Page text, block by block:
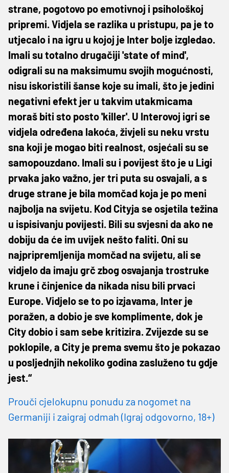
strane, pogotovo po emotivnoj i psihološkoj
pripremi. Vidjela se razlika u pristupu, pa je to
utjecalo i na igru u kojoj je Inter bolje izgledao.
Imali su totalno drugačiji 'state of mind',
odigrali su na maksimumu svojih mogućnosti,
nisu iskoristili šanse koje su imali, što je jedini
negativni efekt jer u takvim utakmicama
moraš biti sto posto 'killer'. U Interovoj igri se
vidjela određena lakoća, živjeli su neku vrstu
sna koji je mogao biti realnost, osjećali su se
samopouzdano. Imali su i povijest što je u Ligi
prvaka jako važno, jer tri puta su osvajali, a s
druge strane je bila momčad koja je po meni
najbolja na svijetu. Kod Cityja se osjetila težina
u ispisivanju povijesti. Bili su svjesni da ako ne
dobiju da će im uvijek nešto faliti. Oni su
najpripremljenija momčad na svijetu, ali se
vidjelo da imaju grč zbog osvajanja trostruke
krune i činjenice da nikada nisu bili prvaci
Europe. Vidjelo se to po izjavama, Inter je
poražen, a dobio je sve komplimente, dok je
City dobio i sam sebe kritizira. Zvijezde su se
poklopile, a City je prema svemu što je pokazao
u posljednjih nekoliko godina zasluženo tu gdje
jest.“
Prouči cjelokupnu ponudu za nogomet na
Germaniji i zaigraj odmah (Igraj odgovorno, 18+)